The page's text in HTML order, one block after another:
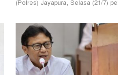
(Polres) Jayapura, Selasa (21/7)